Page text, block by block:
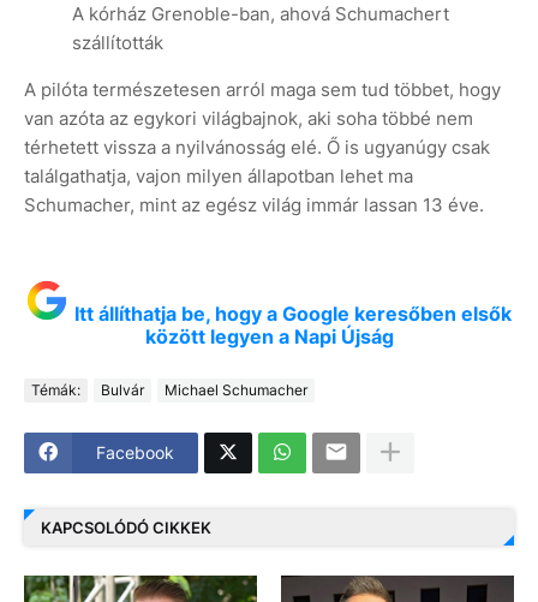
A kórház Grenoble-ban, ahová Schumachert
szállították
A pilóta természetesen arról maga sem tud többet, hogy
van azóta az egykori világbajnok, aki soha többé nem
térhetett vissza a nyilvánosság elé. Ő is ugyanúgy csak
találgathatja, vajon milyen állapotban lehet ma
Schumacher, mint az egész világ immár lassan 13 éve.
Itt állíthatja be, hogy a Google keresőben elsők
között legyen a Napi Újság
Témák: Bulvár Michael Schumacher
Facebook
KAPCSOLÓDÓ CIKKEK